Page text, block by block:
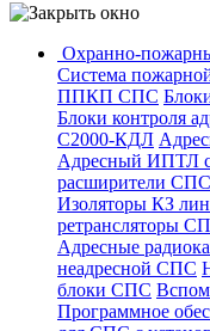
Охранно-
Система
ППКП СПС
Блоки контроля
С2000-КДЛ
Адресный ИПТЛ с
расширители СПС
Изоляторы КЗ
ретрансляторы
Адресные
неадресной СПС
блоки СПС
Программное